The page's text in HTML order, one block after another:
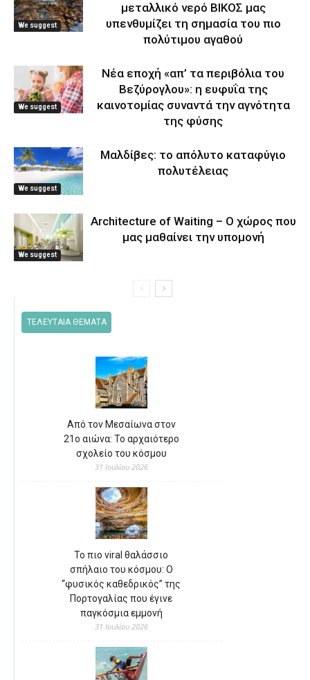
We suggest
μεταλλικό νερό ΒΙΚΟΣ μας
υπενθυμίζει τη σημασία του πιο
πολύτιμου αγαθού
We suggest
Νέα εποχή «απ’ τα περιβόλια του
Βεζύρογλου»: η ευφυΐα της
καινοτομίας συναντά την αγνότητα
της φύσης
We suggest
Μαλδίβες: το απόλυτο καταφύγιο
πολυτέλειας
We suggest
Architecture of Waiting – Ο χώρος που
μας μαθαίνει την υπομονή
ΤΕΛΕΥΤΑΙΑ ΘΕΜΑΤΑ
Από τον Μεσαίωνα στον
21ο αιώνα: Το αρχαιότερο
σχολείο του κόσμου
31 Ιουλίου 2026
Το πιο viral θαλάσσιο
σπήλαιο του κόσμου: Ο
“φυσικός καθεδρικός” της
Πορτογαλίας που έγινε
παγκόσμια εμμονή
31 Ιουλίου 2026